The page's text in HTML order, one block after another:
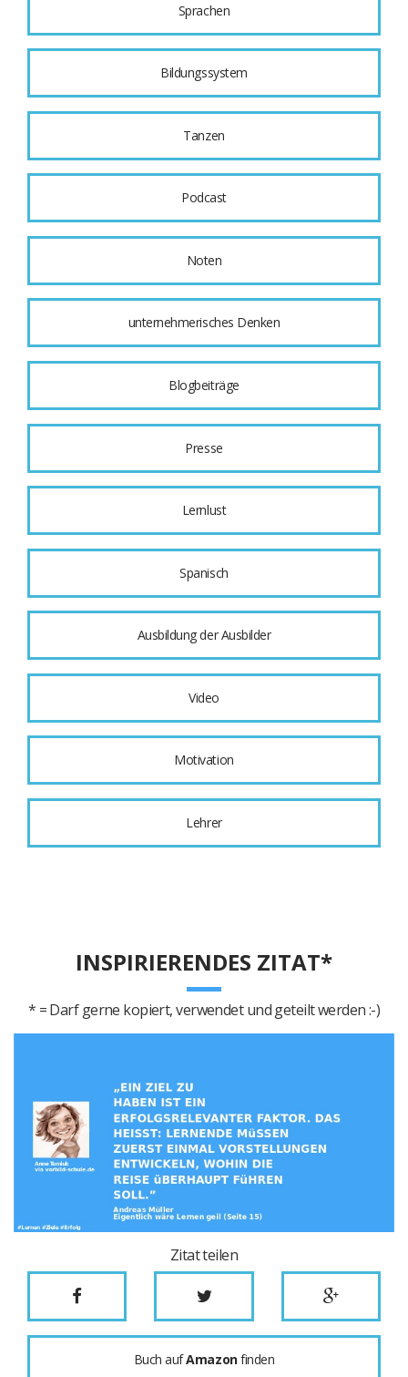
Sprachen
Bildungssystem
Tanzen
Podcast
Noten
unternehmerisches Denken
Blogbeiträge
Presse
Lernlust
Spanisch
Ausbildung der Ausbilder
Video
Motivation
Lehrer
INSPIRIERENDES ZITAT*
* = Darf gerne kopiert, verwendet und geteilt werden :-)
Zitat teilen
Buch aufAmazonfinden